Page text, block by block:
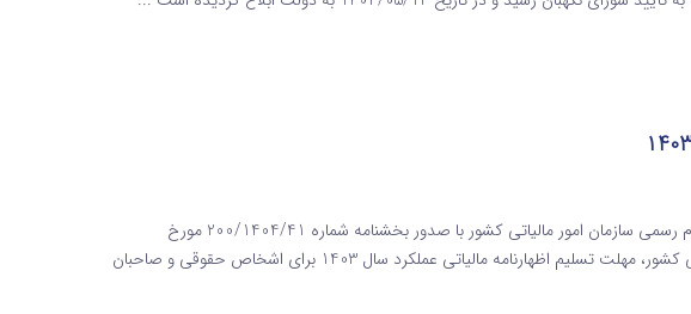
تمدید مهلت اظهارنامه مالیاتی 1403 اعلام رسمی سازمان امور مالیاتی کشور با صدور بخشنامه شماره 200/1404/41 مورخ
1404/04/22 از سوی سازمان امور مالیاتی کشور، مهلت تسلیم اظهارنامه مالیاتی عملکرد سال 1403 برای اشخاص حقوقی و صاحبان